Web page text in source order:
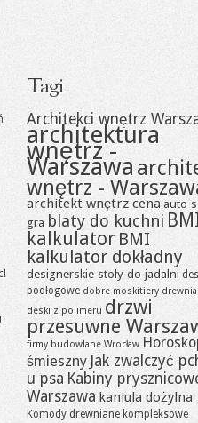
Tagi
Architekci wnętrz
architektura
wnętrz -
Warszawa
wnętrz -
architekt wnętrz cena auto
gra blaty do kuchni
kalkulator BMI
kalkulator dokładny
designerskie stoły do jadalni
podłogowe dobre moskitiery
deski z polimeru drzwi
przesuwne
firmy budowlane Wrocław
śmieszny Jak zwalczyć
u psa Kabiny
Warszawa kaniula dożylna
Komody drewniane kompleksowe